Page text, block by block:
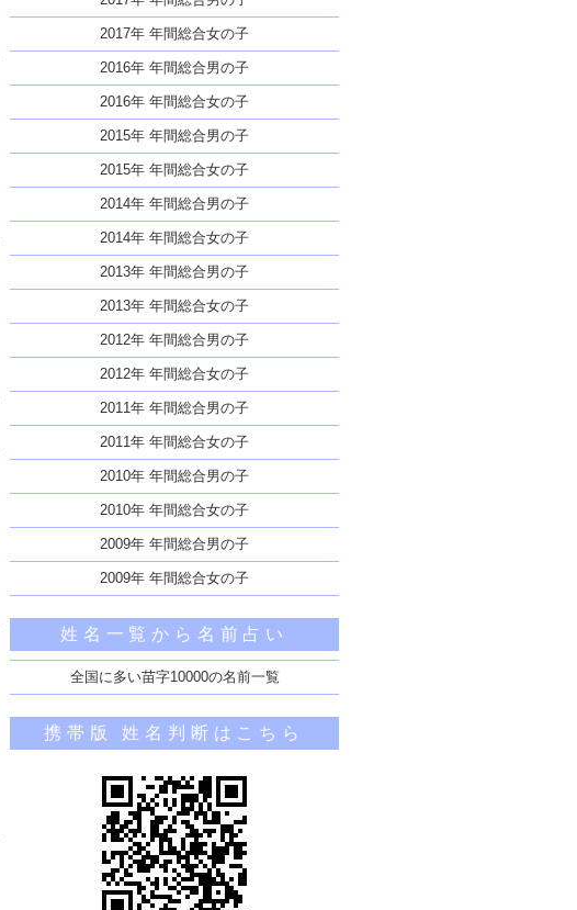
2017年 年間総合女の子
2016年 年間総合男の子
2016年 年間総合女の子
2015年 年間総合男の子
2015年 年間総合女の子
2014年 年間総合男の子
2014年 年間総合女の子
2013年 年間総合男の子
2013年 年間総合女の子
2012年 年間総合男の子
2012年 年間総合女の子
2011年 年間総合男の子
2011年 年間総合女の子
2010年 年間総合男の子
2010年 年間総合女の子
2009年 年間総合男の子
2009年 年間総合女の子
姓名一覧から名前占い
全国に多い苗字10000の名前一覧
携帯版 姓名判断はこちら